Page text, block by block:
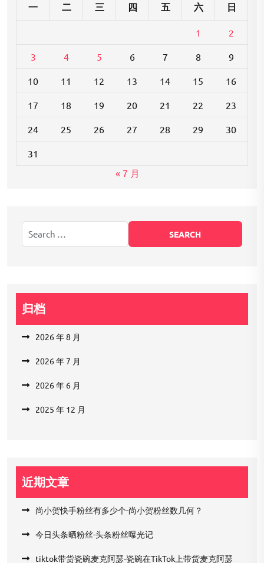
一 二 三 四 五 六 日
1 2
3 4 5 6 7 8 9
10 11 12 13 14 15 16
17 18 19 20 21 22 23
24 25 26 27 28 29 30
31
« 7 月
归档
2026 年 8 月
2026 年 7 月
2026 年 6 月
2025 年 12 月
近期文章
尚小贺快手粉丝有多少个-尚小贺粉丝数几何？
今日头条晒粉丝-头条粉丝曝光记
tiktok带货瓷碗麦克阿瑟-瓷碗在TikTok上带货麦克阿瑟